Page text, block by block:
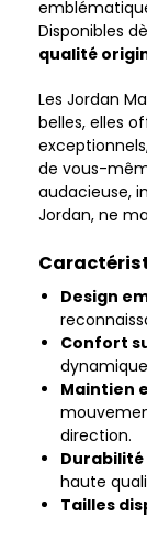
Disponibles
qualité
Les Jordan
belles, elles
de vous-
audacieuse,
Jordan, ne
Design
Confort
Maintien
direction.
Durabilité
haute
Tailles